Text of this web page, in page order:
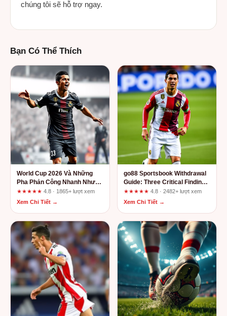
chúng tôi sẽ hỗ trợ ngay.
Bạn Có Thể Thích
World Cup 2026 Và Những
Pha Phản Công Nhanh Như
Chớp Khiến Đối Thủ Choáng
Váng
★★★★★ 4.8 · 1865+ lượt xem
Xem Chi Tiết →
go88 Sportsbook Withdrawal
Guide: Three Critical Findings
Before You Request a Payout
★★★★★ 4.8 · 2482+ lượt xem
Xem Chi Tiết →